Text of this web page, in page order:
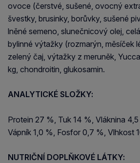
ovoce (čerstvé, sušené, ovocný
švestky, brusinky, borůvky, sušené
lněné semeno, slunečnicový olej,
bylinné výtažky (rozmarýn, měsíček
zelený čaj, výtažky z meruněk,
kg, chondroitin, glukosamin.
ANALYTICKÉ SLOŽKY:
Protein 27 %, Tuk 14 %, Vláknina 4,5
Vápník 1,0 %, Fosfor 0,7 %, Vlhkost
NUTRIČNÍ DOPLŇKOVÉ LÁTKY: